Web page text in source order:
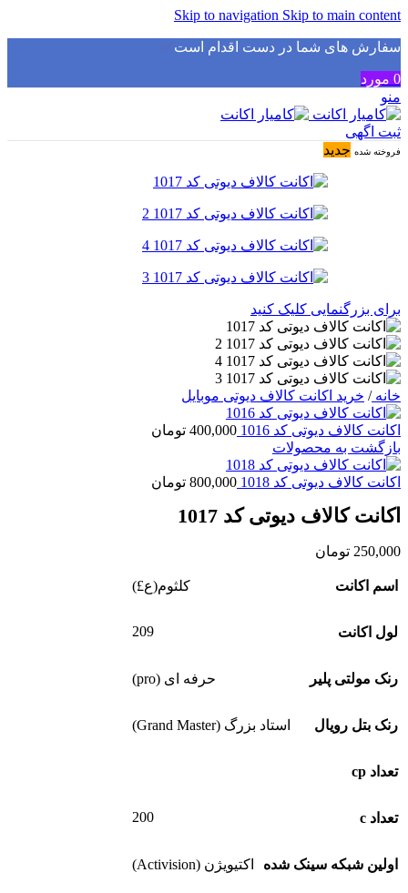
Skip to navigation Skip to main content
سفارش های شما در دست اقدام است✅
0 مورد
منو
ثبت اگهی
فروخته شده جدید
برای بزرگنمایی کلیک کنید
خانه/ خرید اکانت کالاف دیوتی موبایل
اکانت کالاف دیوتی کد 1016 400,000 تومان
بازگشت به محصولات
اکانت کالاف دیوتی کد 1018 800,000 تومان
اکانت کالاف دیوتی کد 1017
250,000 تومان
اسم اکانت کلثوم(ع£)
لول اکانت 209
رنک مولتی پلیر حرفه ای (pro)
رنک بتل رویال استاد بزرگ (Grand Master)
تعداد cp
تعداد c 200
اولین شبکه سینک شده اکتیویژن (Activision)